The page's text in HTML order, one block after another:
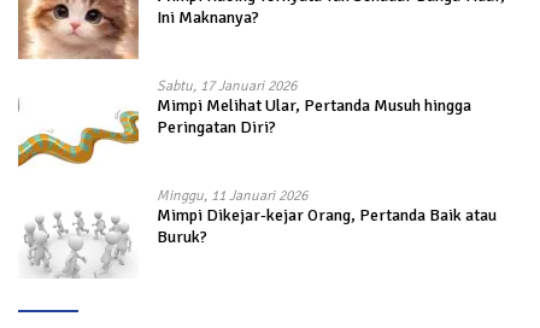
Ini Maknanya?
Sabtu, 17 Januari 2026
Mimpi Melihat Ular, Pertanda Musuh hingga
Peringatan Diri?
Minggu, 11 Januari 2026
Mimpi Dikejar-kejar Orang, Pertanda Baik atau
Buruk?